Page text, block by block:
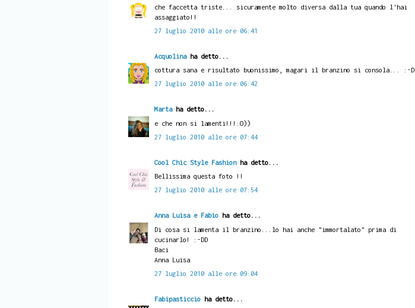
che faccetta triste... sicuramente molto diversa dalla tua quando l'hai
assaggiato!!
27 luglio 2010 alle ore 06:41
Acquolinaha detto...
cottura sana e risultato buonissimo, magari il branzino si consola... :-D
27 luglio 2010 alle ore 06:42
Martaha detto...
e che non si lamenti!!!:O))
27 luglio 2010 alle ore 07:44
Cool Chic Style Fashionha detto...
Bellissima questa foto !!
27 luglio 2010 alle ore 07:54
Anna Luisa e Fabioha detto...
Di cosa si lamenta il branzino...lo hai anche "immortalato" prima di
cucinarlo! :-DD
Baci
Anna Luisa
27 luglio 2010 alle ore 09:04
Fabipasticcioha detto...